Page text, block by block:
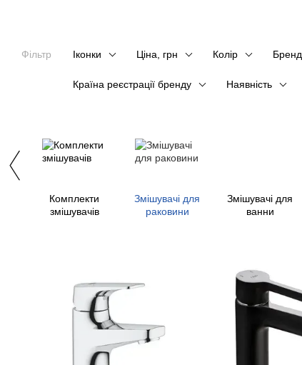
Фільтр Іконки Ціна, грн Колір Бренд
Країна реєстрації бренду Наявність
Комплекти
змішувачів
Змішувачі для
раковини
Змішувачі для
ванни